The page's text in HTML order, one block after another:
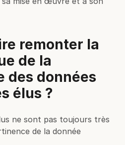
remonter la
de la
des données
élus ?
ne sont pas toujours très
de la donnée